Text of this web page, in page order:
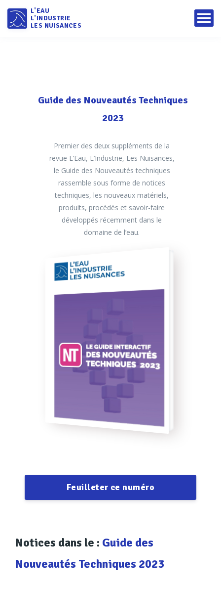
L'EAU
L'INDUSTRIE
LES NUISANCES
Guide des Nouveautés Techniques
2023
Premier des deux suppléments de la
revue L’Eau, L’Industrie, Les Nuisances,
le Guide des Nouveautés techniques
rassemble sous forme de notices
techniques, les nouveaux matériels,
produits, procédés et savoir-faire
développés récemment dans le
domaine de l’eau.
Feuilleter ce numéro
Notices dans le : Guide des
Nouveautés Techniques 2023